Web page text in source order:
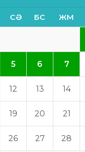
СӘ БС ЖМ
5 6 7
12 13 14
19 20 21
26 27 28